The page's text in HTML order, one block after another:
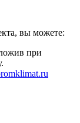
вы можете:
при